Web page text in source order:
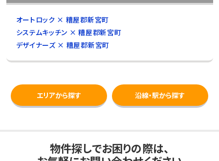
オートロック × 糟屋郡新宮町
システムキッチン × 糟屋郡新宮町
デザイナーズ × 糟屋郡新宮町
エリアから探す 沿線・駅から探す
物件探しでお困りの際は、